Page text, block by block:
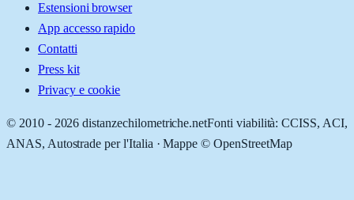
Estensioni browser
App accesso rapido
Contatti
Press kit
Privacy e cookie
© 2010 - 2026 distanzechilometriche.netFonti viabilità: CCISS, ACI,
ANAS, Autostrade per l'Italia · Mappe © OpenStreetMap